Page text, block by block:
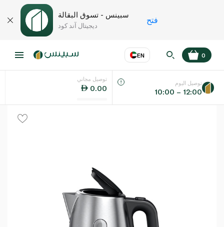
سبينس - تسوق البقالة
ديجيتال آند كود
فتح
EN
اللغة عر
0
توصيل مجاني
0.00
توصيل اليوم
10:00 – 12:00